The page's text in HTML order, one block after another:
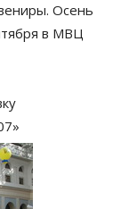
Осень
в МВЦ